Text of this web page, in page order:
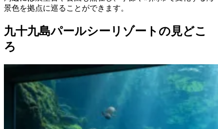
景色を拠点に巡ることができます。
九十九島パールシーリゾートの見どこ
ろ